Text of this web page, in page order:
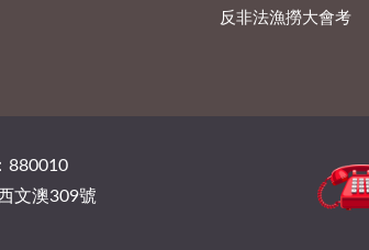
反非法漁撈大會考
880010
文澳309號